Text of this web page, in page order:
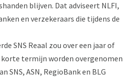
blijven. Dat adviseert NLFI,
en verzekeraars die tijdens de
SNS Reaal zou over een jaar of
termijn worden overgenomen
SNS, ASN, RegioBank en BLG